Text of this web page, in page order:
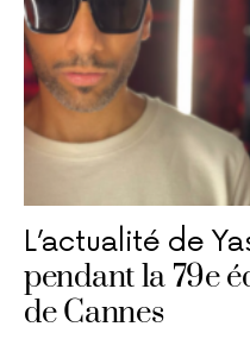
L’actualité de
pendant la 79e
de Cannes